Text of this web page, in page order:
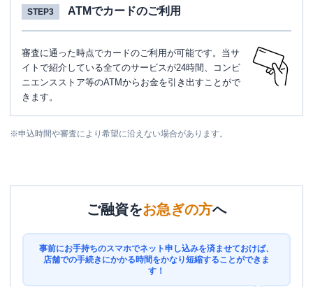
STEP3 ATMでカードのご利用
審査に通った時点でカードのご利用が可能です。当サ
イトで紹介している全てのサービスが24時間、コンビ
ニエンスストア等のATMからお金を引き出すことがで
きます。
※申込時間や審査により希望に沿えない場合があります。
ご融資をお急ぎの方へ
事前にお手持ちのスマホでネット申し込みを済ませておけば、
店舗での手続きにかかる時間をかなり短縮することができま
す！